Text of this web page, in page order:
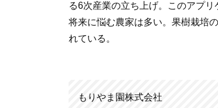
る6次産業の立ち上げ。このアプ
将来に悩む農家は多い。果樹栽培
れている。
もりやま園株式会社